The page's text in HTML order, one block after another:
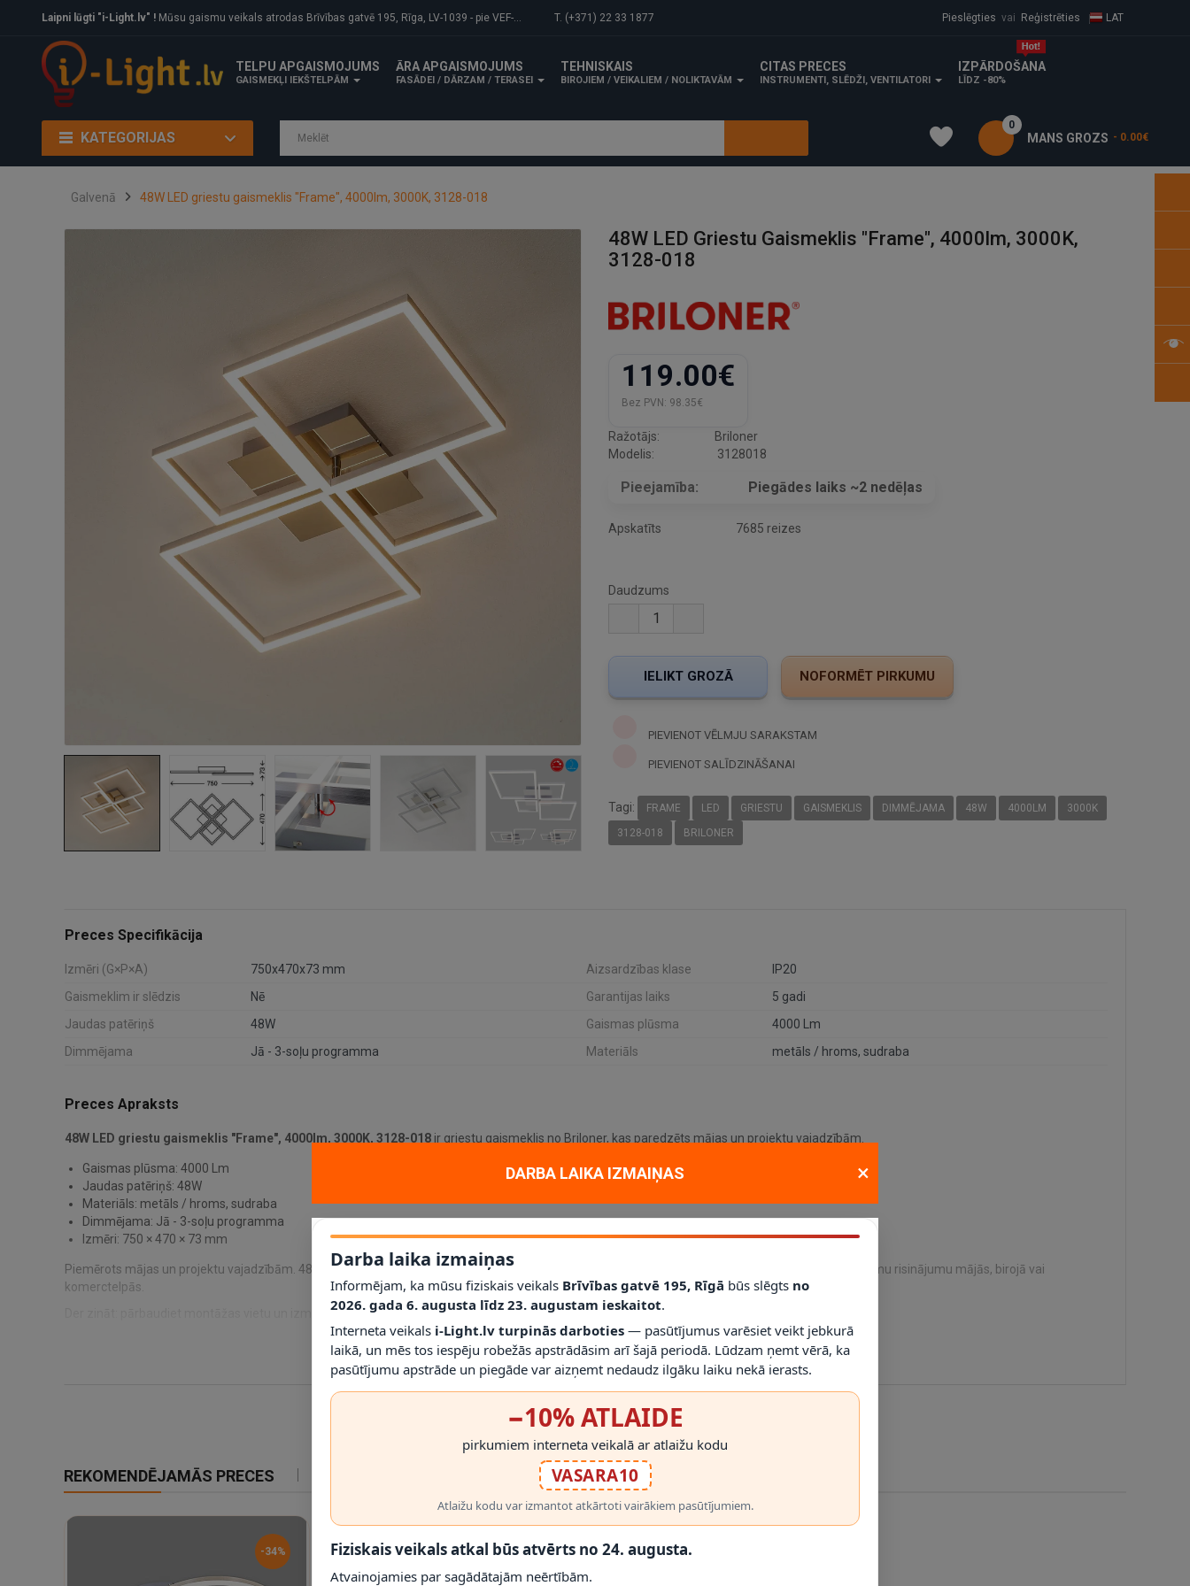
Laipni lūgti "i-Light.lv" ! Mūsu gaismu veikals atrodas Brīvības gatvē 195, Rīga, LV-1039 - pie VEF-Gaisa tilta. T. (+371) 22 33 1877 Pieslēgties vai Reģistrēties LAT
TELPU APGAISMOJUMS
GAISMEKĻI IEKŠTELPĀM
ĀRA APGAISMOJUMS
FASĀDEI / DĀRZAM / TERASEI
TEHNISKAIS
BIROJIEM / VEIKALIEM / NOLIKTAVĀM
CITAS PRECES
INSTRUMENTI, SLĒDŽI, VENTILATORI
IZPĀRDOŠANA
LĪDZ -80%
KATEGORIJAS MANS GROZS
0
- 0.00€
Galvenā 48W LED griestu gaismeklis "Frame", 4000lm, 3000K, 3128-018
48W LED Griestu Gaismeklis "Frame", 4000lm, 3000K,
3128-018
119.00€
Bez PVN: 98.35€
Ražotājs:
Briloner
Modelis:
3128018
Pieejamība: Piegādes laiks ~2 nedēļas
Apskatīts 7685 reizes
Daudzums
PIEVIENOT VĒLMJU SARAKSTAM
PIEVIENOT SALĪDZINĀŠANAI
Tagi: FRAME LED GRIESTU GAISMEKLIS DIMMĒJAMA 48W 4000LM
3000K
3128-018
BRILONER
Preces Specifikācija
Izmēri (G×P×A) 750x470x73 mm Aizsardzības klase
IP20
Gaismeklim ir slēdzis
Nē Garantijas laiks
5 gadi
Jaudas patēriņš
48W Gaismas plūsma
4000 Lm
Dimmējama
Jā - 3-soļu programma Materiāls metāls / hroms, sudraba
Preces Apraksts
48W LED griestu gaismeklis "Frame", 4000lm, 3000K, 3128-018 ir griestu gaismeklis no Briloner, kas paredzēts mājas un projektu vajadzībām.
Gaismas plūsma: 4000 Lm
Jaudas patēriņš: 48W
Materiāls: metāls / hroms, sudraba
Dimmējama: Jā - 3-soļu programma
Izmēri: 750 × 470 × 73 mm
Piemērots mājas un projektu vajadzībām. 48W LED griestu gaismeklis "Frame", 4000lm, 3000K, 3128-018 palīdz izveidot uzticamu un viegli uzturamu risinājumu mājās, birojā vai
komerctelpās.
Der zināt: pārbaudiet montāžas vietu un izmērus 750 × 470 × 73 mm; garantija: 5 gadi; kategorija: Iekštelpu apgaismojums.
RĀDĪT VAIRĀK
REKOMENDĒJAMĀS PRECES
-34% -34%
DARBA LAIKA IZMAIŅAS ×
Darba laika izmaiņas
Informējam, ka mūsu fiziskais veikals Brīvības gatvē 195, Rīgā būs slēgts no
2026. gada 6. augusta līdz 23. augustam ieskaitot.
Interneta veikals i-Light.lv turpinās darboties — pasūtījumus varēsiet veikt jebkurā
laikā, un mēs tos iespēju robežās apstrādāsim arī šajā periodā. Lūdzam ņemt vērā, ka
pasūtījumu apstrāde un piegāde var aizņemt nedaudz ilgāku laiku nekā ierasts.
−10% ATLAIDE
pirkumiem interneta veikalā ar atlaižu kodu
VASARA10
Atlaižu kodu var izmantot atkārtoti vairākiem pasūtījumiem.
Fiziskais veikals atkal būs atvērts no 24. augusta.
Atvainojamies par sagādātajām neērtībām.